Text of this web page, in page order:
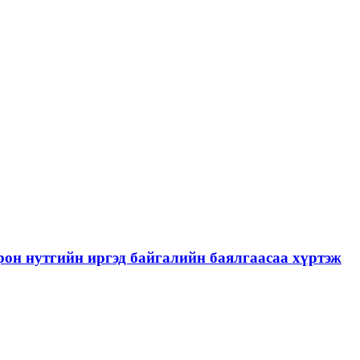
нутгийн иргэд байгалийн баялгаасаа хүртэж